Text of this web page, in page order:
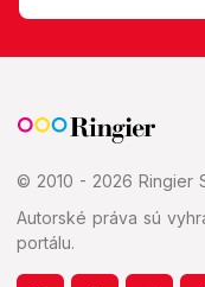
© 2010 - 2026 Ringier
Autorské práva sú
portálu.